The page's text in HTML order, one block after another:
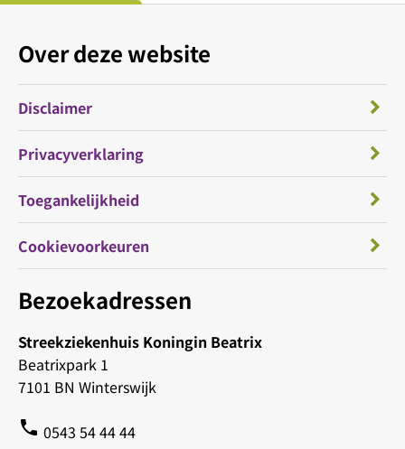
Bezoekadressen
Streekziekenhuis Koningin Beatrix
Beatrixpark 1
7101 BN Winterswijk
phone 0543 54 44 44
Over deze website
Disclaimer
Privacyverklaring
Toegankelijkheid
Cookievoorkeuren